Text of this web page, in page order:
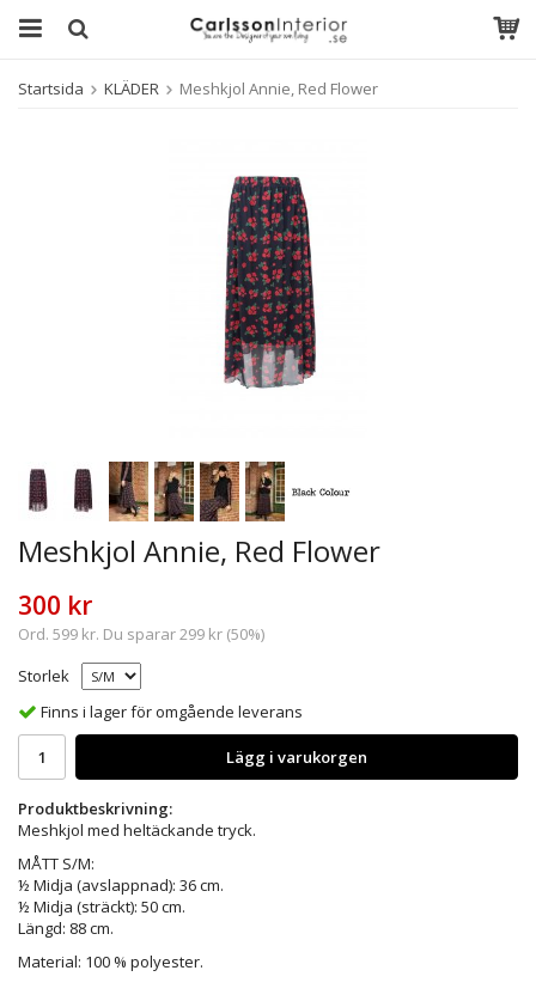
Startsida KLÄDER Meshkjol Annie, Red Flower
Meshkjol Annie, Red Flower
300 kr
Ord. 599 kr. Du sparar299 kr (50%)
Storlek
Finns i lager för omgående leverans
Lägg i varukorgen
Produktbeskrivning:
Meshkjol med heltäckande tryck.
MÅTT S/M:
½ Midja (avslappnad): 36 cm.
½ Midja (sträckt): 50 cm.
Längd: 88 cm.
Material: 100 % polyester.